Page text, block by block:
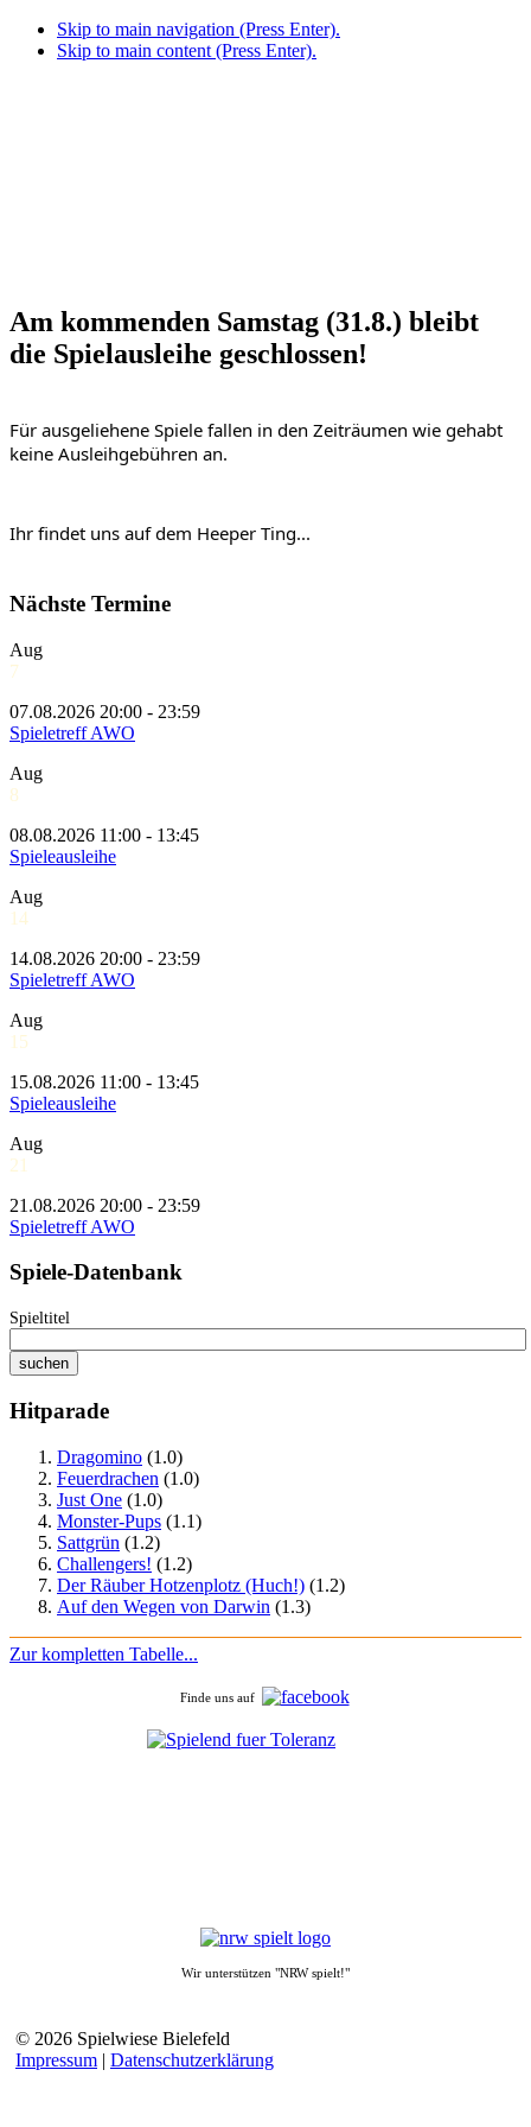
Skip to main navigation (Press Enter).
Skip to main content (Press Enter).
Am kommenden Samstag (31.8.) bleibt
die Spielausleihe geschlossen!
Für ausgeliehene Spiele fallen in den Zeiträumen wie gehabt
keine Ausleihgebühren an.
Ihr findet uns auf dem Heeper Ting...
Nächste Termine
Aug
7
07.08.2026 20:00 - 23:59
Spieletreff AWO
Aug
8
08.08.2026 11:00 - 13:45
Spieleausleihe
Aug
14
14.08.2026 20:00 - 23:59
Spieletreff AWO
Aug
15
15.08.2026 11:00 - 13:45
Spieleausleihe
Aug
21
21.08.2026 20:00 - 23:59
Spieletreff AWO
Spiele-Datenbank
Spieltitel
Hitparade
Dragomino (1.0)
Feuerdrachen (1.0)
Just One (1.0)
Monster-Pups (1.1)
Sattgrün (1.2)
Challengers! (1.2)
Der Räuber Hotzenplotz (Huch!) (1.2)
Auf den Wegen von Darwin (1.3)
Zur kompletten Tabelle...
Finde uns auf
Wir unterstützen "NRW spielt!"
© 2026 Spielwiese Bielefeld
Impressum | Datenschutzerklärung